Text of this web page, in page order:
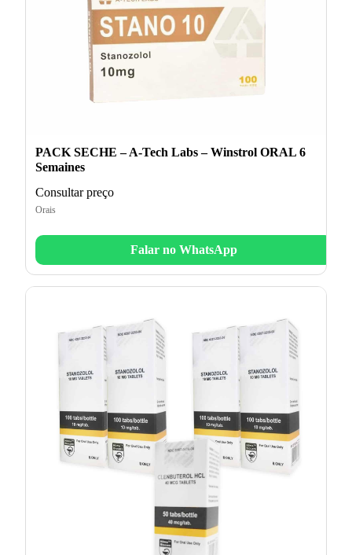
PACK SECHE – A-Tech Labs – Winstrol ORAL 6
Semaines
Consultar preço
Orais
Falar no WhatsApp